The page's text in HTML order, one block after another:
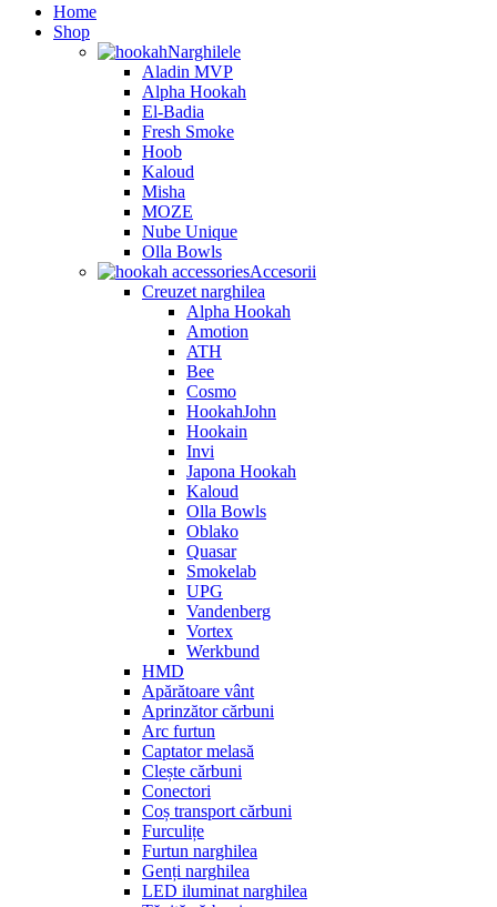
Home
Shop
Narghilele
Aladin MVP
Alpha Hookah
El-Badia
Fresh Smoke
Hoob
Kaloud
Misha
MOZE
Nube Unique
Olla Bowls
Accesorii
Creuzet narghilea
Alpha Hookah
Amotion
ATH
Bee
Cosmo
HookahJohn
Hookain
Invi
Japona Hookah
Kaloud
Olla Bowls
Oblako
Quasar
Smokelab
UPG
Vandenberg
Vortex
Werkbund
HMD
Apărătoare vânt
Aprinzător cărbuni
Arc furtun
Captator melasă
Clește cărbuni
Conectori
Coș transport cărbuni
Furculițe
Furtun narghilea
Genți narghilea
LED iluminat narghilea